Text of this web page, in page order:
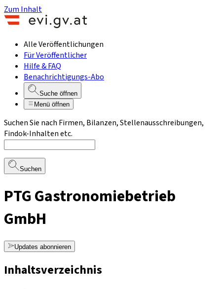
Zum Inhalt
Alle Veröffentlichungen
Für Veröffentlicher
Hilfe & FAQ
Benachrichtigungs-Abo
Suche öffnen
Menü öffnen
Suchen Sie nach Firmen, Bilanzen, Stellenausschreibungen,
Findok-Inhalten etc.
Suchen
PTG Gastronomiebetrieb
GmbH
Updates abonnieren
Inhaltsverzeichnis